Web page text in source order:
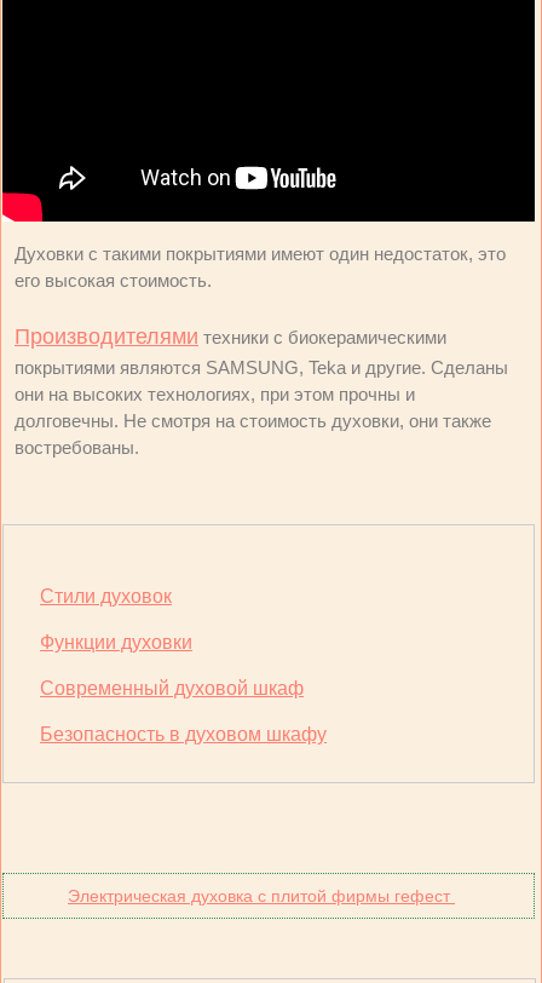
Духовки с такими покрытиями имеют один недостаток, это
его высокая стоимость.
Производителями техники с биокерамическими
покрытиями являются SAMSUNG, Teka и другие. Сделаны
они на высоких технологиях, при этом прочны и
долговечны. Не смотря на стоимость духовки, они также
востребованы.
Стили духовок
Функции духовки
Современный духовой шкаф
Безопасность в духовом шкафу
Электрическая духовка с плитой фирмы гефест